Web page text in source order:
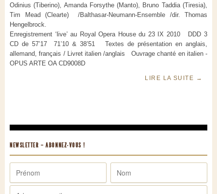
Odinius (Tiberino), Amanda Forsythe (Manto), Bruno Taddia (Tiresia),
Tim Mead (Clearte) /Balthasar-Neumann-Ensemble /dir. Thomas
Hengelbrock.
Enregistrement ‘live’ au Royal Opera House du 23 IX 2010 DDD 3
CD de 57’17 71’10 & 38’51 Textes de présentation en anglais,
allemand, français / Livret italien /anglais Ouvrage chanté en italien -
OPUS ARTE OA CD9008D
LIRE LA SUITE →
NEWSLETTER – ABONNEZ-VOUS !